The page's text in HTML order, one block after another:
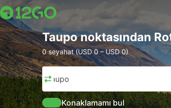
Taupo noktasından
0 seyahat (USD 0 – USD 0)
Taupo
Konaklamamı bul